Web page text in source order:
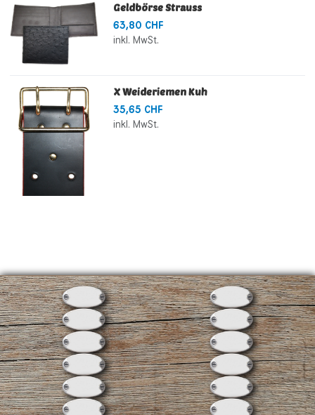
Geldbörse Strauss
63,80 CHF
inkl. MwSt.
X Weideriemen Kuh
35,65 CHF
inkl. MwSt.